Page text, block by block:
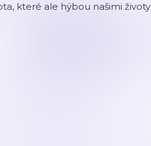
které ale hýbou našimi životy